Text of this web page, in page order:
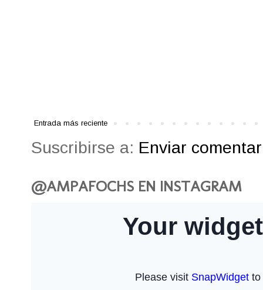
Entrada más reciente
Suscribirse a: Enviar
@AMPAFOCHS EN INSTAGRAM